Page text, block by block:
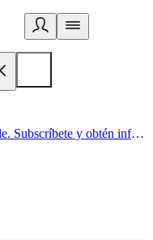
Acá comienza un estilo de vida saludable. Subscríbete y obtén información de primera mano